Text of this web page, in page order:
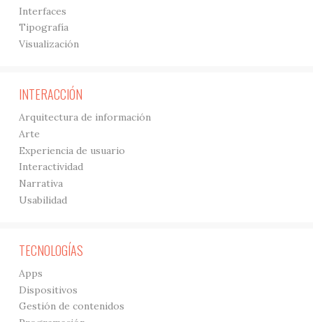
Interfaces
Tipografía
Visualización
INTERACCIÓN
Arquitectura de información
Arte
Experiencia de usuario
Interactividad
Narrativa
Usabilidad
TECNOLOGÍAS
Apps
Dispositivos
Gestión de contenidos